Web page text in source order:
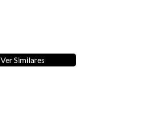
Ver Similares